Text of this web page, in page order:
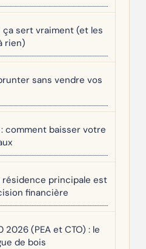
ça sert vraiment (et les
rien)
sans vendre vos
comment baisser votre
principale est
financière
2026 (PEA et CTO) : le
de bois